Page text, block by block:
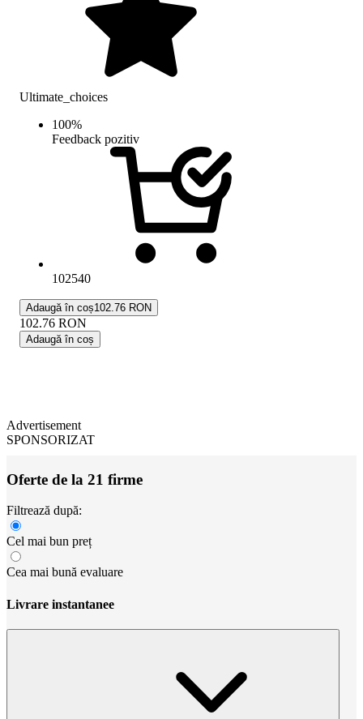
Ultimate_choices
100%
Feedback pozitiv
102540
Adaugă în coș102.76 RON
102.76 RON
Adaugă în coș
Advertisement
SPONSORIZAT
Oferte de la 21 firme
Filtrează după:
Cel mai bun preț
Cea mai bună evaluare
Livrare instantanee